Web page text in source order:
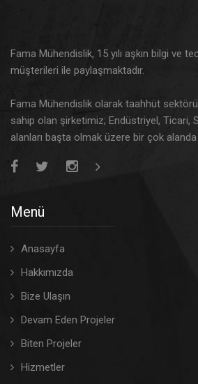
Fama Mühendislik, 15 yılı aşkın bilgi ve
müşterileri ile paylaşmaktadır.
Fama Mühendislik olarak taahhüt
sahip olan şirketimiz; Endüstriyel, Ticari,
alanları başta olmak üzere bir çok
Menü
Anasayfa
Hakkımızda
Bize Ulaşın
Devam Eden Projeler
Biten Projeler
Hizmetler